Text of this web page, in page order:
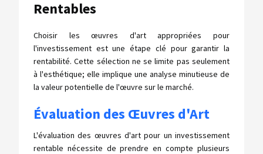
Rentables
Choisir les œuvres d'art appropriées pour
l'investissement est une étape clé pour garantir la
rentabilité. Cette sélection ne se limite pas seulement
à l'esthétique; elle implique une analyse minutieuse de
la valeur potentielle de l'œuvre sur le marché.
Évaluation des Œuvres d'Art
L'évaluation des œuvres d'art pour un investissement
rentable nécessite de prendre en compte plusieurs